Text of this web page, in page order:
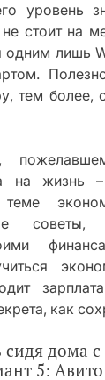
уровень
стоит на
одним лишь
тем
на жизнь
теме
советы,
как
сидя дома
5: